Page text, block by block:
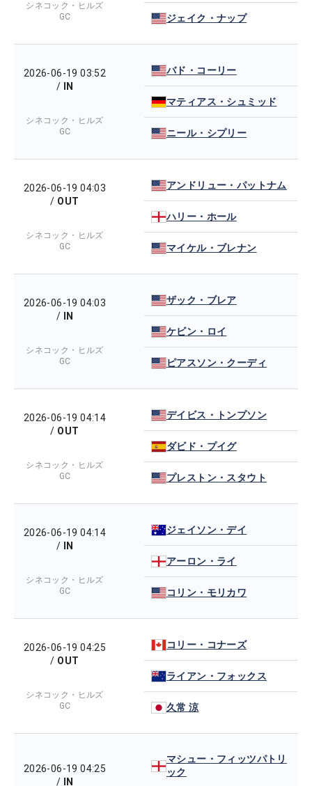
シネコック・ヒルズ
GC
ジェイク・ナップ
2026-06-19 03:52
/
IN
シネコック・ヒルズ
GC
バド・コーリー
マティアス・シュミッド
ニール・シプリー
2026-06-19 04:03
/ OUT
シネコック・ヒルズ
GC
アンドリュー・パットナム
ハリー・ホール
マイケル・ブレナン
2026-06-19 04:03
/
IN
シネコック・ヒルズ
GC
ザック・ブレア
ケビン・ロイ
ピアスソン・クーディ
2026-06-19 04:14
/ OUT
シネコック・ヒルズ
GC
デイビス・トンプソン
ダビド・プイグ
プレストン・スタウト
2026-06-19 04:14
/
IN
シネコック・ヒルズ
GC
ジェイソン・デイ
アーロン・ライ
コリン・モリカワ
2026-06-19 04:25
/ OUT
シネコック・ヒルズ
GC
コリー・コナーズ
ライアン・フォックス
久常 涼
2026-06-19 04:25
/
IN
マシュー・フィッツパトリ
ック